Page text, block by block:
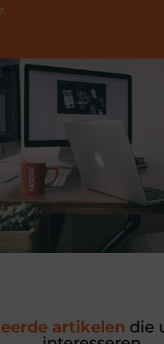
artikelen die